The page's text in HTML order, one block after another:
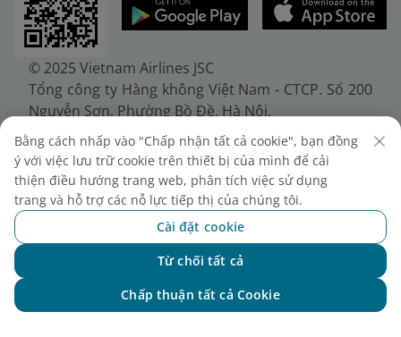
© 2025 Vietnam Airlines JSC
Tổng công ty Hàng không Việt Nam - CTCP. Số 200
Nguyễn Sơn, Phường Bồ Đề, Hà Nội.
Điện thoại: (+84-24) 38272289. Fax: (+84-24)
38722375
Giấy chứng nhận đăng ký doanh nghiệp, mã số
doanh nghiệp 0100107518, đăng ký lần đầu ngày
30/6/2010, đăng ký thay đổi lần thứ 10 ngày
24/7/2025, cấp bởi Sở Tài chính Thành phố Hà Nội.
Bằng cách nhấp vào "Chấp nhận tất cả cookie", bạn đồng
ý với việc lưu trữ cookie trên thiết bị của mình để cải
thiện điều hướng trang web, phân tích việc sử dụng
trang và hỗ trợ các nỗ lực tiếp thị của chúng tôi.
Cài đặt cookie
Từ chối tất cả
Chấp thuận tất cả Cookie